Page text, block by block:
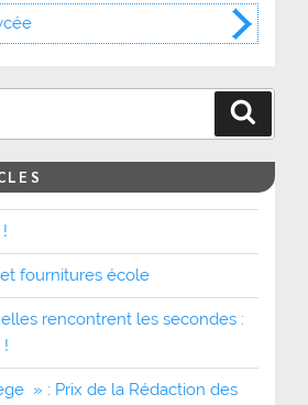
fournitures école
rencontrent les secondes :
» : Prix de la Rédaction des